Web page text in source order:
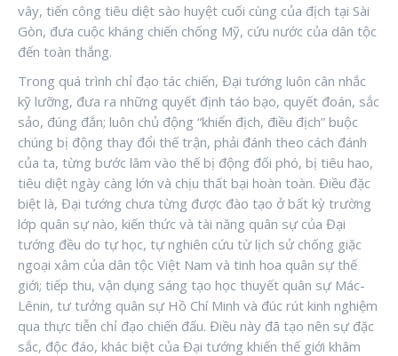
vây, tiến công tiêu diệt sào huyệt cuối cùng của địch tại Sài
Gòn, đưa cuộc kháng chiến chống Mỹ, cứu nước của dân tộc
đến toàn thắng.
Trong quá trình chỉ đạo tác chiến, Đại tướng luôn cân nhắc
kỹ lưỡng, đưa ra những quyết định táo bạo, quyết đoán, sắc
sảo, đúng đắn; luôn chủ động “khiển địch, điều địch” buộc
chúng bị động thay đổi thế trận, phải đánh theo cách đánh
của ta, từng bước lâm vào thế bị động đối phó, bị tiêu hao,
tiêu diệt ngày càng lớn và chịu thất bại hoàn toàn. Điều đặc
biệt là, Đại tướng chưa từng được đào tạo ở bất kỳ trường
lớp quân sự nào, kiến thức và tài năng quân sự của Đại
tướng đều do tự học, tự nghiên cứu từ lịch sử chống giặc
ngoại xâm của dân tộc Việt Nam và tinh hoa quân sự thế
giới; tiếp thu, vận dụng sáng tạo học thuyết quân sự Mác-
Lênin, tư tưởng quân sự Hồ Chí Minh và đúc rút kinh nghiệm
qua thực tiễn chỉ đạo chiến đấu. Điều này đã tạo nên sự đặc
sắc, độc đáo, khác biệt của Đại tướng khiến thế giới khâm